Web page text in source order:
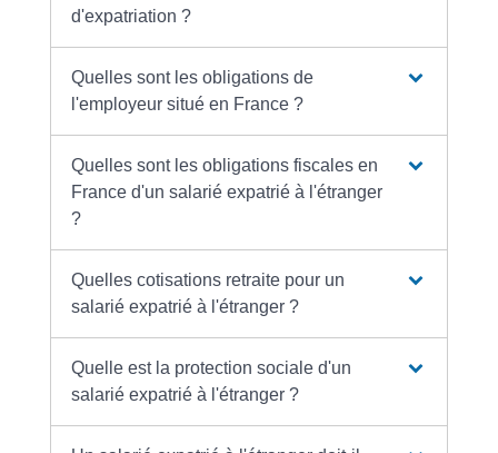
d'expatriation ?
Quelles sont les obligations de
l'employeur situé en France ?
Quelles sont les obligations fiscales en
France d'un salarié expatrié à l'étranger
?
Quelles cotisations retraite pour un
salarié expatrié à l'étranger ?
Quelle est la protection sociale d'un
salarié expatrié à l'étranger ?